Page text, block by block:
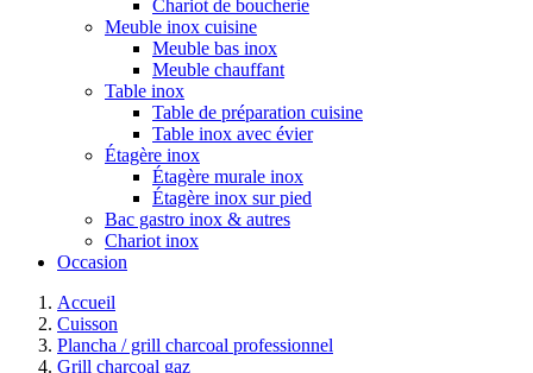
Chariot de boucherie
Meuble inox cuisine
Meuble bas inox
Meuble chauffant
Table inox
Table de préparation cuisine
Table inox avec évier
Étagère inox
Étagère murale inox
Étagère inox sur pied
Bac gastro inox & autres
Chariot inox
Occasion
Accueil
Cuisson
Plancha / grill charcoal professionnel
Grill charcoal gaz